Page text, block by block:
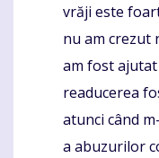
vrăji este
nu am crezut
am fost
readucerea
atunci când
a abuzurilor